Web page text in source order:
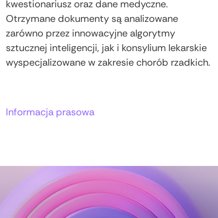
kwestionariusz oraz dane medyczne.
Otrzymane dokumenty są analizowane
zarówno przez innowacyjne algorytmy
sztucznej inteligencji, jak i konsylium lekarskie
wyspecjalizowane w zakresie chorób rzadkich.
Autorzy:
Informacja prasowa